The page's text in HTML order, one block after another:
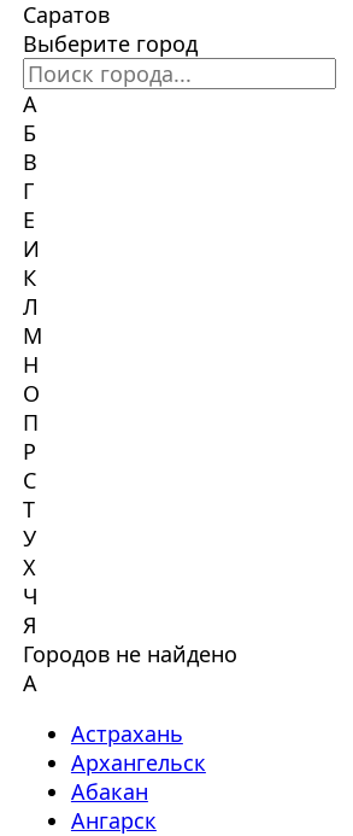
Саратов
Выберите город
А
Б
В
Г
Е
И
К
Л
М
Н
О
П
Р
С
Т
У
Х
Ч
Я
Городов не найдено
А
Астрахань
Архангельск
Абакан
Ангарск